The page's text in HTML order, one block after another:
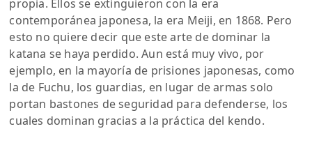
propia. Ellos se extinguieron con la era
contemporánea japonesa, la era Meiji, en 1868. Pero
esto no quiere decir que este arte de dominar la
katana se haya perdido. Aun está muy vivo, por
ejemplo, en la mayoría de prisiones japonesas, como
la de Fuchu, los guardias, en lugar de armas solo
portan bastones de seguridad para defenderse, los
cuales dominan gracias a la práctica del kendo.